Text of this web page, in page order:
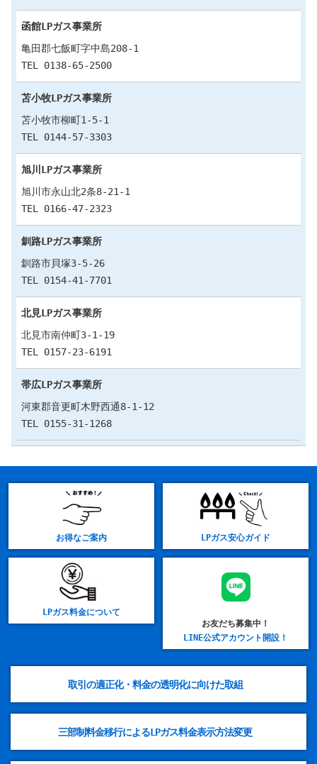
函館LPガス事業所
亀田郡七飯町字中島208-1
TEL 0138-65-2500
苫小牧LPガス事業所
苫小牧市柳町1-5-1
TEL 0144-57-3303
旭川LPガス事業所
旭川市永山北2条8-21-1
TEL 0166-47-2323
釧路LPガス事業所
釧路市貝塚3-5-26
TEL 0154-41-7701
北見LPガス事業所
北見市南仲町3-1-19
TEL 0157-23-6191
帯広LPガス事業所
河東郡音更町木野西通8-1-12
TEL 0155-31-1268
お得なご案内 LPガス安心ガイド
LPガス料金について
お友だち募集中！
LINE公式アカウント開設！
取引の適正化・料金の透明化に向けた取組
三部制料金移行によるLPガス料金表示方法変更